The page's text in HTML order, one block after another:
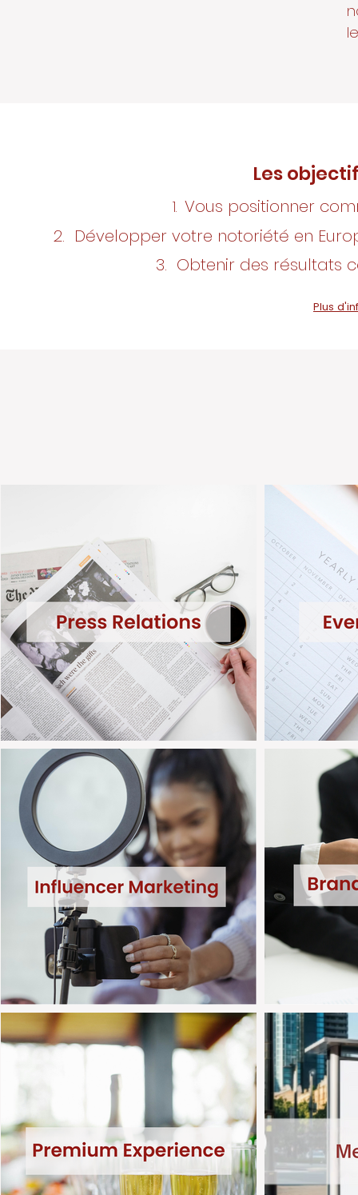
Les
1. Vous positionner
2. Développer votre notoriété en
3. Obtenir des résultats
Plus